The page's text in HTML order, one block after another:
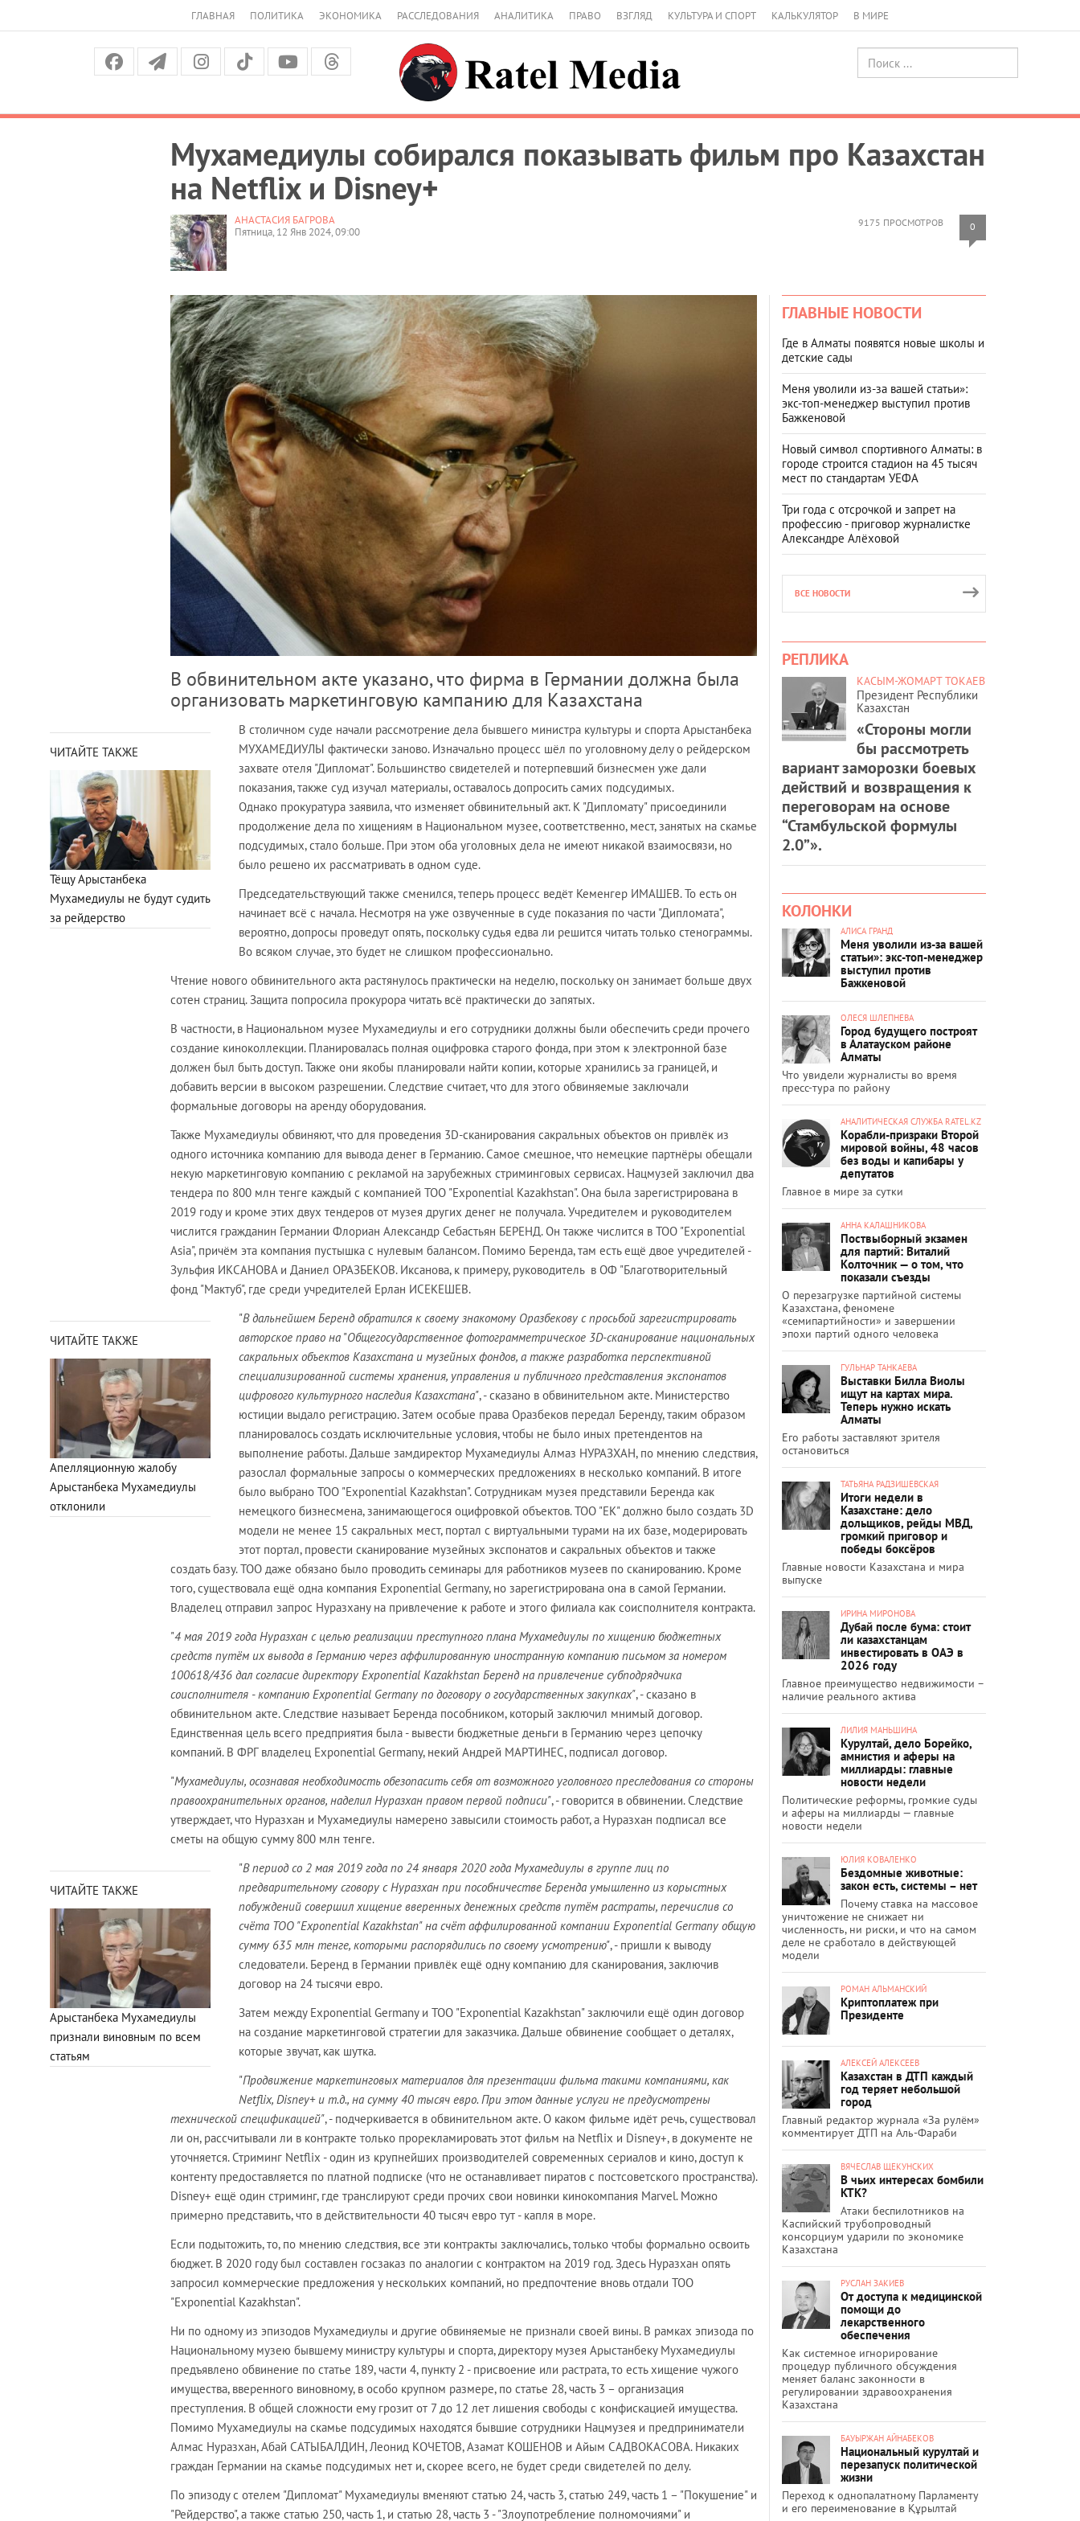
ГЛАВНАЯ ПОЛИТИКА ЭКОНОМИКА РАССЛЕДОВАНИЯ АНАЛИТИКА ПРАВО ВЗГЛЯД КУЛЬТУРА И СПОРТ КАЛЬКУЛЯТОР В МИРЕ
Мухамедиулы собирался показывать фильм про Казахстан
на Netflix и Disney+
9175 ПРОСМОТРОВ 0
АНАСТАСИЯ БАГРОВА
Пятница, 12 Янв 2024, 09:00
В обвинительном акте указано, что фирма в Германии должна была
организовать маркетинговую кампанию для Казахстана
ЧИТАЙТЕ ТАКЖЕ
Тёщу Арыстанбека
Мухамедиулы не будут судить
за рейдерство
В столичном суде начали рассмотрение дела бывшего министра культуры и спорта Арыстанбека
МУХАМЕДИУЛЫ фактически заново. Изначально процесс шёл по уголовному делу о рейдерском
захвате отеля "Дипломат". Большинство свидетелей и потерпевший бизнесмен уже дали
показания, также суд изучал материалы, оставалось допросить самих подсудимых.
Однако прокуратура заявила, что изменяет обвинительный акт. К "Дипломату" присоединили
продолжение дела по хищениям в Национальном музее, соответственно, мест, занятых на скамье
подсудимых, стало больше. При этом оба уголовных дела не имеют никакой взаимосвязи, но
было решено их рассматривать в одном суде.
Председательствующий также сменился, теперь процесс ведёт Кеменгер ИМАШЕВ. То есть он
начинает всё с начала. Несмотря на уже озвученные в суде показания по части "Дипломата",
вероятно, допросы проведут опять, поскольку судья едва ли решится читать только стенограммы.
Во всяком случае, это будет не слишком профессионально.
Чтение нового обвинительного акта растянулось практически на неделю, поскольку он занимает больше двух
сотен страниц. Защита попросила прокурора читать всё практически до запятых.
В частности, в Национальном музее Мухамедиулы и его сотрудники должны были обеспечить среди прочего
создание киноколлекции. Планировалась полная оцифровка старого фонда, при этом к электронной базе
должен был быть доступ. Также они якобы планировали найти копии, которые хранились за границей, и
добавить версии в высоком разрешении. Следствие считает, что для этого обвиняемые заключали
формальные договоры на аренду оборудования.
Также Мухамедиулы обвиняют, что для проведения 3D-сканирования сакральных объектов он привлёк из
одного источника компанию для вывода денег в Германию. Самое смешное, что немецкие партнёры обещали
некую маркетинговую компанию с рекламой на зарубежных стриминговых сервисах. Нацмузей заключил два
тендера по 800 млн тенге каждый с компанией ТОО "Exponential Kazakhstan". Она была зарегистрирована в
2019 году и кроме этих двух тендеров от музея других денег не получала. Учредителем и руководителем
числится гражданин Германии Флориан Александр Себастьян БЕРЕНД. Он также числится в ТОО "Exponential
Asia", причём эта компания пустышка с нулевым балансом. Помимо Беренда, там есть ещё двое учредителей -
Зульфия ИКСАНОВА и Даниел ОРАЗБЕКОВ. Иксанова, к примеру, руководитель в ОФ "Благотворительный
фонд "Мактуб", где среди учредителей Ерлан ИСЕКЕШЕВ.
ЧИТАЙТЕ ТАКЖЕ
Апелляционную жалобу
Арыстанбека Мухамедиулы
отклонили
"В дальнейшем Беренд обратился к своему знакомому Оразбекову с просьбой зарегистрировать
авторское право на "Общегосударственное фотограмметрическое 3D-сканирование национальных
сакральных объектов Казахстана и музейных фондов, а также разработка перспективной
специализированной системы хранения, управления и публичного представления экспонатов
цифрового культурного наследия Казахстана", - сказано в обвинительном акте. Министерство
юстиции выдало регистрацию. Затем особые права Оразбеков передал Беренду, таким образом
планировалось создать исключительные условия, чтобы не было иных претендентов на
выполнение работы. Дальше замдиректор Мухамедиулы Алмаз НУРАЗХАН, по мнению следствия,
разослал формальные запросы о коммерческих предложениях в несколько компаний. В итоге
было выбрано ТОО "Exponential Kazakhstan". Сотрудникам музея представили Беренда как
немецкого бизнесмена, занимающегося оцифровкой объектов. ТОО "EK" должно было создать 3D
модели не менее 15 сакральных мест, портал с виртуальными турами на их базе, модерировать
этот портал, провести сканирование музейных экспонатов и сакральных объектов и также
создать базу. ТОО даже обязано было проводить семинары для работников музеев по сканированию. Кроме
того, существовала ещё одна компания Exponential Germany, но зарегистрирована она в самой Германии.
Владелец отправил запрос Нуразхану на привлечение к работе и этого филиала как соисполнителя контракта.
"4 мая 2019 года Нуразхан с целью реализации преступного плана Мухамедиулы по хищению бюджетных
средств путём их вывода в Германию через аффилированную иностранную компанию письмом за номером
100618/436 дал согласие директору Exponential Kazakhstan Беренд на привлечение субподрядчика
соисполнителя - компанию Exponential Germany по договору о государственных закупках", - сказано в
обвинительном акте. Следствие называет Беренда пособником, который заключил мнимый договор.
Единственная цель всего предприятия была - вывести бюджетные деньги в Германию через цепочку
компаний. В ФРГ владелец Exponential Germany, некий Андрей МАРТИНЕС, подписал договор.
"Мухамедиулы, осознавая необходимость обезопасить себя от возможного уголовного преследования со стороны
правоохранительных органов, наделил Нуразхан правом первой подписи", - говорится в обвинении. Следствие
утверждает, что Нуразхан и Мухамедиулы намерено завысили стоимость работ, а Нуразхан подписал все
сметы на общую сумму 800 млн тенге.
ЧИТАЙТЕ ТАКЖЕ
Арыстанбека Мухамедиулы
признали виновным по всем
статьям
"В период со 2 мая 2019 года по 24 января 2020 года Мухамедиулы в группе лиц по
предварительному сговору с Нуразхан при пособничестве Беренда умышленно из корыстных
побуждений совершил хищение вверенных денежных средств путём растраты, перечислив со
счёта ТОО "Exponential Kazakhstan" на счёт аффилированной компании Exponential Germany общую
сумму 635 млн тенге, которыми распорядились по своему усмотрению", - пришли к выводу
следователи. Беренд в Германии привлёк ещё одну компанию для сканирования, заключив
договор на 24 тысячи евро.
Затем между Exponential Germany и ТОО "Exponential Kazakhstan" заключили ещё один договор
на создание маркетинговой стратегии для заказчика. Дальше обвинение сообщает о деталях,
которые звучат, как шутка.
"Продвижение маркетинговых материалов для презентации фильма такими компаниями, как
Netflix, Disney+ и т.д., на сумму 40 тысяч евро. При этом данные услуги не предусмотрены
технической спецификацией", - подчеркивается в обвинительном акте. О каком фильме идёт речь, существовал
ли он, рассчитывали ли в контракте только прорекламировать этот фильм на Netflix и Disney+, в документе не
уточняется. Стриминг Netflix - один из крупнейших производителей современных сериалов и кино, доступ к
контенту предоставляется по платной подписке (что не останавливает пиратов с постсоветского пространства).
Disney+ ещё один стриминг, где транслируют среди прочих свои новинки кинокомпания Marvel. Можно
примерно представить, что в действительности 40 тысяч евро тут - капля в море.
Если подытожить, то, по мнению следствия, все эти контракты заключались, только чтобы формально освоить
бюджет. В 2020 году был составлен госзаказ по аналогии с контрактом на 2019 год. Здесь Нуразхан опять
запросил коммерческие предложения у нескольких компаний, но предпочтение вновь отдали ТОО
"Exponential Kazakhstan".
Ни по одному из эпизодов Мухамедиулы и другие обвиняемые не признали своей вины. В рамках эпизода по
Национальному музею бывшему министру культуры и спорта, директору музея Арыстанбеку Мухамедиулы
предъявлено обвинение по статье 189, части 4, пункту 2 - присвоение или растрата, то есть хищение чужого
имущества, вверенного виновному, в особо крупном размере, по статье 28, часть 3 – организация
преступления. В общей сложности ему грозит от 7 до 12 лет лишения свободы с конфискацией имущества.
Помимо Мухамедиулы на скамье подсудимых находятся бывшие сотрудники Нацмузея и предприниматели
Алмас Нуразхан, Абай САТЫБАЛДИН, Леонид КОЧЕТОВ, Азамат КОШЕНОВ и Айым САДВОКАСОВА. Никаких
граждан Германии на скамье подсудимых нет и, скорее всего, не будет среди свидетелей по делу.
По эпизоду с отелем "Дипломат" Мухамедиулы вменяют статью 24, часть 3, статью 249, часть 1 – "Покушение" и
"Рейдерство", а также статью 250, часть 1, и статью 28, часть 3 - "Злоупотребление полномочиями" и
ГЛАВНЫЕ НОВОСТИ
Где в Алматы появятся новые школы и
детские сады
Меня уволили из-за вашей статьи»:
экс-топ-менеджер выступил против
Бажкеновой
Новый символ спортивного Алматы: в
городе строится стадион на 45 тысяч
мест по стандартам УЕФА
Три года с отсрочкой и запрет на
профессию - приговор журналистке
Александре Алёховой
ВСЕ НОВОСТИ
РЕПЛИКА
КАСЫМ-ЖОМАРТ ТОКАЕВ
Президент Республики
Казахстан
«Стороны могли
бы рассмотреть
вариант заморозки боевых
действий и возвращения к
переговорам на основе
“Стамбульской формулы
2.0”».
КОЛОНКИ
АЛИСА ГРАНД
Меня уволили из-за вашей
статьи»: экс-топ-менеджер
выступил против
Бажкеновой
ОЛЕСЯ ШЛЕПНЕВА
Город будущего построят
в Алатауском районе
Алматы
Что увидели журналисты во время
пресс-тура по району
АНАЛИТИЧЕСКАЯ СЛУЖБА RATEL.KZ
Корабли-призраки Второй
мировой войны, 48 часов
без воды и капибары у
депутатов
Главное в мире за сутки
АННА КАЛАШНИКОВА
Поствыборный экзамен
для партий: Виталий
Колточник — о том, что
показали съезды
О перезагрузке партийной системы
Казахстана, феномене
«семипартийности» и завершении
эпохи партий одного человека
ГУЛЬНАР ТАНКАЕВА
Выставки Билла Виолы
ищут на картах мира.
Теперь нужно искать
Алматы
Его работы заставляют зрителя
остановиться
ТАТЬЯНА РАДЗИШЕВСКАЯ
Итоги недели в
Казахстане: дело
дольщиков, рейды МВД,
громкий приговор и
победы боксёров
Главные новости Казахстана и мира
выпуске
ИРИНА МИРОНОВА
Дубай после бума: стоит
ли казахстанцам
инвестировать в ОАЭ в
2026 году
Главное преимущество недвижимости –
наличие реального актива
ЛИЛИЯ МАНЬШИНА
Курултай, дело Борейко,
амнистия и аферы на
миллиарды: главные
новости недели
Политические реформы, громкие суды
и аферы на миллиарды — главные
новости недели
ЮЛИЯ КОВАЛЕНКО
Бездомные животные:
закон есть, системы – нет
Почему ставка на массовое
уничтожение не снижает ни
численность, ни риски, и что на самом
деле не сработало в действующей
модели
РОМАН АЛЬМАНСКИЙ
Криптоплатеж при
Президенте
АЛЕКСЕЙ АЛЕКСЕЕВ
Казахстан в ДТП каждый
год теряет небольшой
город
Главный редактор журнала «За рулём»
комментирует ДТП на Аль-Фараби
ВЯЧЕСЛАВ ЩЕКУНСКИХ
В чьих интересах бомбили
КТК?
Атаки беспилотников на
Каспийский трубопроводный
консорциум ударили по экономике
Казахстана
РУСЛАН ЗАКИЕВ
От доступа к медицинской
помощи до
лекарственного
обеспечения
Как системное игнорирование
процедур публичного обсуждения
меняет баланс законности в
регулировании здравоохранения
Казахстана
БАУЫРЖАН АЙНАБЕКОВ
Национальный курултай и
перезапуск политической
жизни
Переход к однопалатному Парламенту
и его переименование в Құрылтай